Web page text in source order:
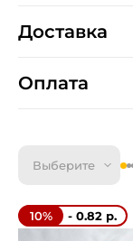
Доставка
Оплата
Выберите
10% - 0.82 р.